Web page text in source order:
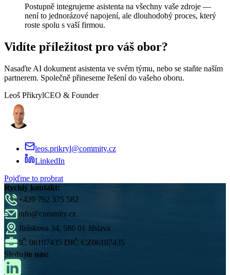
Postupně integrujeme asistenta na všechny vaše zdroje —
není to jednorázové napojení, ale dlouhodobý proces, který
roste spolu s vaší firmou.
Vidíte příležitost pro váš obor?
Nasaďte AI dokument asistenta ve svém týmu, nebo se staňte naším
partnerem. Společně přineseme řešení do vašeho oboru.
Leoš PřikrylCEO & Founder
leos.prikryl@commity.cz
LinkedIn
Pojďme to probrat
Rychlý kontakt:
+420 792 375 582
info@commity.cz
Jiráskova 34, 586 01 Jihlava
IČ 06107435 DIČ CZ06107435
Sledujte nás: